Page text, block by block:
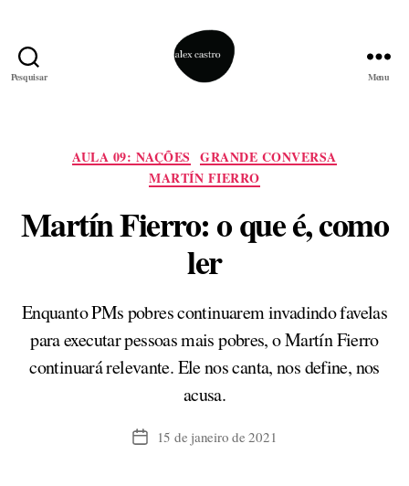
Pesquisar Menu
Categorias
AULA 09: NAÇÕES GRANDE CONVERSA
MARTÍN FIERRO
Martín Fierro: o que é, como
ler
Enquanto PMs pobres continuarem invadindo favelas
para executar pessoas mais pobres, o Martín Fierro
continuará relevante. Ele nos canta, nos define, nos
acusa.
Data15 de janeiro de 2021